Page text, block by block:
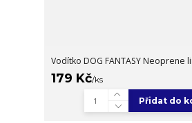
Vodítko DOG FANTASY Neoprene
179 Kč/ks
Přidat do